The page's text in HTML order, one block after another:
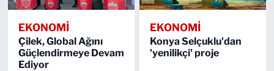
EKONOMİ
Çilek, Global Ağını
Güçlendirmeye Devam
Ediyor
EKONOMİ
Konya Selçuklu'dan
'yenilikçi' proje